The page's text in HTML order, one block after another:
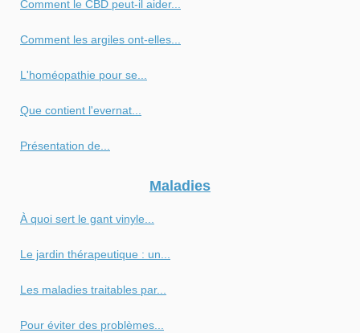
Comment le CBD peut-il aider...
Comment les argiles ont-elles...
L'homéopathie pour se...
Que contient l'evernat...
Présentation de...
Maladies
À quoi sert le gant vinyle...
Le jardin thérapeutique : un...
Les maladies traitables par...
Pour éviter des problèmes...